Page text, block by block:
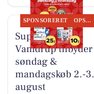
SPONSORERET OPSLAGSTAVLEN
SuperBrugsen
Vamdrup tilbyder
søndag &
mandagskøb 2.-3.
august